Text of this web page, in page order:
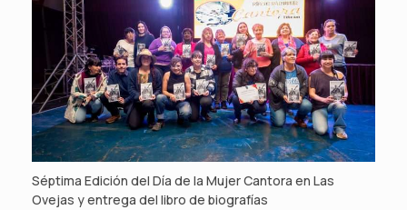
Séptima Edición del Día de la Mujer Cantora en Las
Ovejas y entrega del libro de biografías